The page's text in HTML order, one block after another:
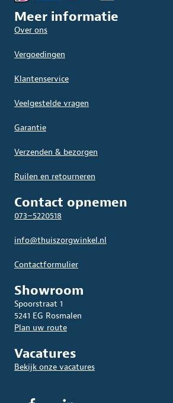
Meer informatie
Over ons
Vergoedingen
Klantenservice
Veelgestelde vragen
Garantie
Verzenden & bezorgen
Ruilen en retourneren
Contact opnemen
073–5220518
info@thuiszorgwinkel.nl
Contactformulier
Showroom
Spoorstraat 1
5241 EG Rosmalen
Plan uw route
Vacatures
Bekijk onze vacatures